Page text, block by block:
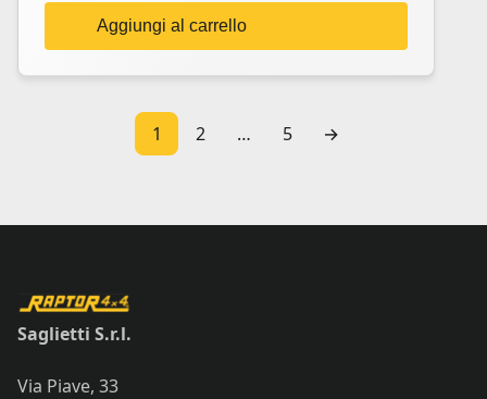
Aggiungi al carrello
1 2 … 5 →
Saglietti S.r.l.
Via Piave, 33